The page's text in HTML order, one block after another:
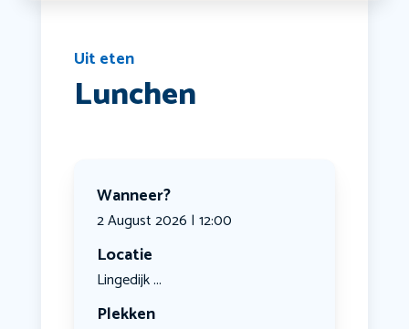
Uit eten
Lunchen
Wanneer?
2 August 2026 | 12:00
Locatie
Lingedijk ...
Plekken